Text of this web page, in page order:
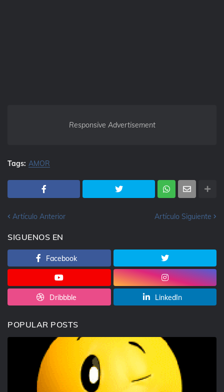
Responsive Advertisement
Tags: AMOR
Artículo Anterior Artículo Siguiente
SIGUENOS EN
Facebook
Dribbble LinkedIn
POPULAR POSTS